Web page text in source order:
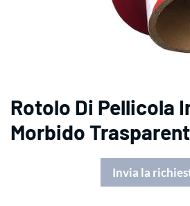
Rotolo Di Pellicola
Morbido
Invia la